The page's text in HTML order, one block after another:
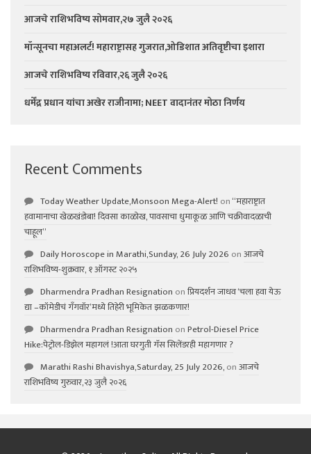
आजचे राशिभविष्य सोमवार,२७ जुलै २०२६
मॉन्सूनचा महाअलर्ट! महाराष्ट्रासह गुजरात,ओडिशात अतिवृष्टीचा इशारा
आजचे राशिभविष्य रविवार,२६ जुलै २०२६
धर्मेंद्र प्रधान यांचा अखेर राजीनामा; NEET वादानंतर मोठा निर्णय
Recent Comments
Today Weather Update,Monsoon Mega-Alert! on“महाराष्ट्रात
हवामानाचा खेळखंडोबा! दिवसा काळोख, पावसाचा धुमाकूळ आणि चक्रीवादळाची
चाहूल”
Daily Horoscope in Marathi,Sunday, 26 July 2026 onआजचे
राशिभविष्य-शुक्रवार, १ ऑगस्ट २०२५
Dharmendra Pradhan Resignation onप्रियदर्शन जाधव ‘चला हवा येऊ
द्या –कॉमेडीचं गॅंगवॉर’मध्ये तिहेरी भूमिकेत झळकणार!
Dharmendra Pradhan Resignation onPetrol-Diesel Price
Hike:पेट्रोल-डिझेल महागलं !आता घरगुती गॅस सिलेंडरही महागणार ?
Marathi Rashi Bhavishya,Saturday, 25 July 2026,onआजचे
राशिभविष्य गुरुवार,२३ जुलै २०२६